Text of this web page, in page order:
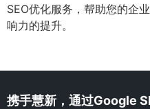
SEO优化服务，帮助您的企
响力的提升。
携手慧新，通过Google